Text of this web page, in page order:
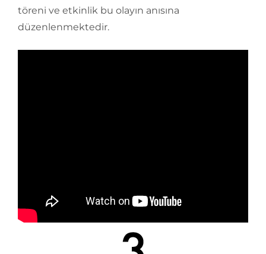
töreni ve etkinlik bu olayın anısına
düzenlenmektedir.